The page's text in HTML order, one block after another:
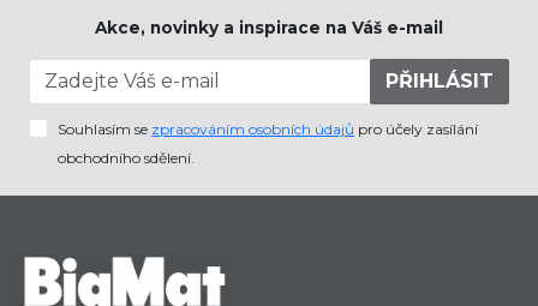
Akce, novinky a inspirace na Váš e-mail
PŘIHLÁSIT
Souhlasím se zpracováním osobních údajů pro účely zasílání
obchodního sdělení.